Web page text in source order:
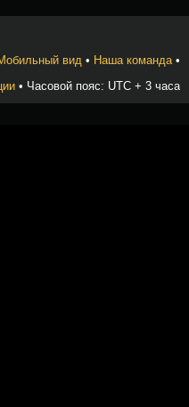
вид • Наша команда•
• Часовой пояс: UTC + 3 часа